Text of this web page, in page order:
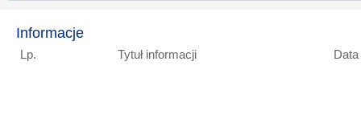
Informacje
Lp. Tytuł informacji